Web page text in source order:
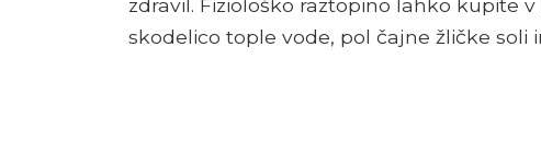
skodelico tople vode, pol čajne žličke soli